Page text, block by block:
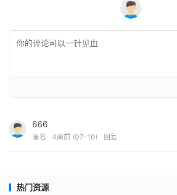
666
匿名 4周前 (07-10) 回复
热门资源